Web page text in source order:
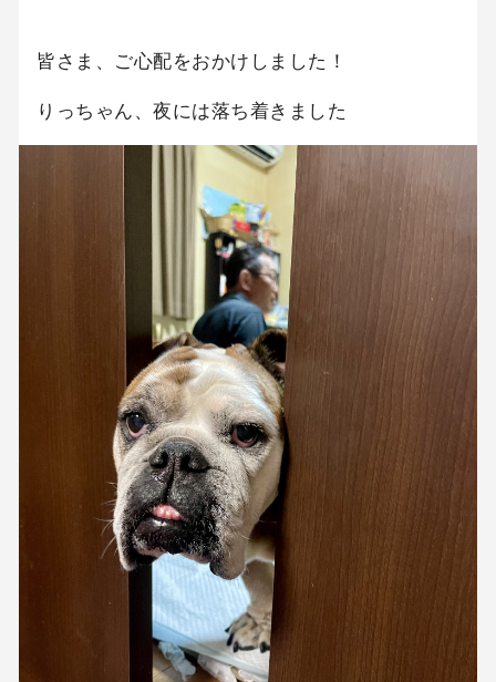
皆さま、ご心配をおかけしました！
りっちゃん、夜には落ち着きました